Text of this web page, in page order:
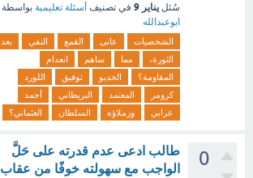
سُئل يناير 9 في تصنيف أسئلة تعليمية بواسطة
ابوعبدالله
الشخصيات عانى القمع النفي
بعد
الثورة،
مما ساهم
انعدام
المقاومة؟
الخديو توفيق
اللورد
كرومر
المعتمد البريطاني
أحمد
عرابي
وزملاؤه السلطان العثماني؟
0
طالب ادعى عدم قدرته على حَلَّ
الواجب مع سهولته خوفًا من عقاب